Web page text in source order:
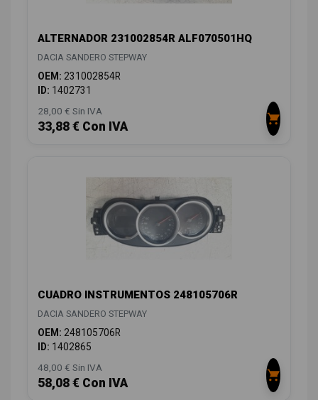
ALTERNADOR 231002854R ALF070501HQ
DACIA SANDERO STEPWAY
OEM: 231002854R
ID: 1402731
28,00 € Sin IVA
33,88 € Con IVA
CUADRO INSTRUMENTOS 248105706R
DACIA SANDERO STEPWAY
OEM: 248105706R
ID: 1402865
48,00 € Sin IVA
58,08 € Con IVA